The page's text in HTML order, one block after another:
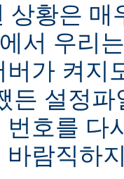
상황은 매
서 우리
버가 켜지
든 설정
번호를 다
바람직하